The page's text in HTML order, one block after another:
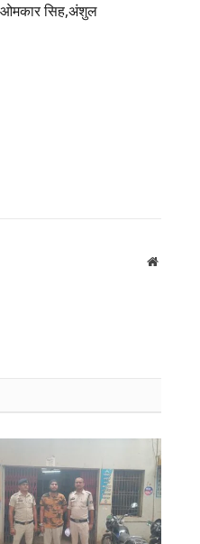
ओमकार सिह,अंशुल
Website